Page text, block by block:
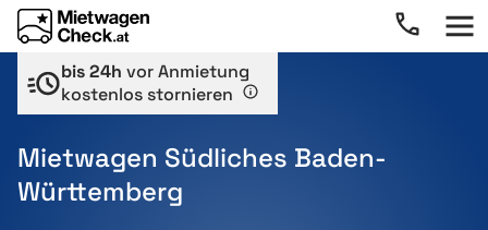
bis 24h vor Anmietung
kostenlos stornieren
Mietwagen Südliches Baden-
Württemberg